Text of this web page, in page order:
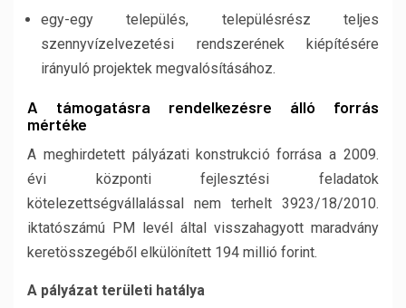
egy-egy település, településrész teljes
szennyvízelvezetési rendszerének kiépítésére
irányuló projektek megvalósításához.
A támogatásra rendelkezésre álló forrás
mértéke
A meghirdetett pályázati konstrukció forrása a 2009.
évi központi fejlesztési feladatok
kötelezettségvállalással nem terhelt 3923/18/2010.
iktatószámú PM levél által visszahagyott maradvány
keretösszegéből elkülönített 194 millió forint.
A pályázat területi hatálya